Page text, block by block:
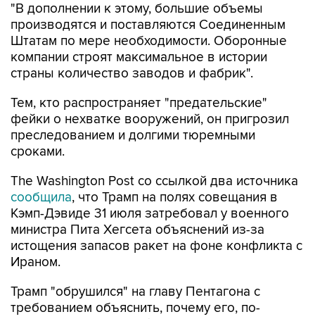
"В дополнении к этому, большие объемы
производятся и поставляются Соединенным
Штатам по мере необходимости. Оборонные
компании строят максимальное в истории
страны количество заводов и фабрик".
Тем, кто распространяет "предательские"
фейки о нехватке вооружений, он пригрозил
преследованием и долгими тюремными
сроками.
The Washington Post со ссылкой два источника
сообщила, что Трамп на полях совещания в
Кэмп-Дэвиде 31 июля затребовал у военного
министра Пита Хегсета объяснений из-за
истощения запасов ракет на фоне конфликта с
Ираном.
Трамп "обрушился" на главу Пентагона с
требованием объяснить, почему его, по-